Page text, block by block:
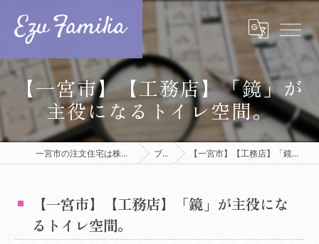
【一宮市】【工務店】「鏡」が
主役になるトイレ空間。
一宮市の注文住宅は株式会社エズ・ファミリア ブログ 【一宮市】【工務店】「鏡」が主役になるトイレ空間。
【一宮市】【工務店】「鏡」が主役にな
るトイレ空間。